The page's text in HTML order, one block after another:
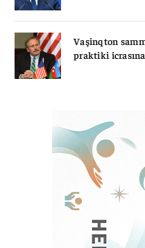
Vaşinqton
praktiki